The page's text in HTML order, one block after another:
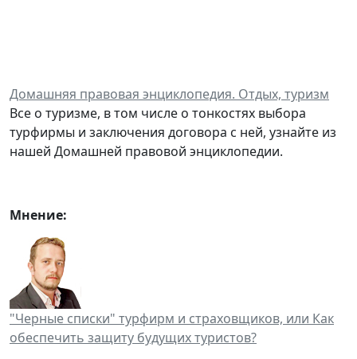
Домашняя правовая энциклопедия. Отдых, туризм
Все о туризме, в том числе о тонкостях выбора
турфирмы и заключения договора с ней, узнайте из
нашей Домашней правовой энциклопедии.
Мнение:
"Черные списки" турфирм и страховщиков, или Как
обеспечить защиту будущих туристов?